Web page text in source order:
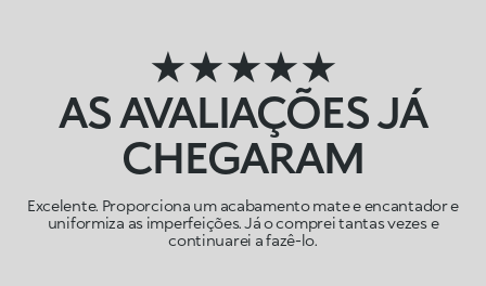
★★★★★
AS AVALIAÇÕES JÁ
CHEGARAM
Excelente. Proporciona um acabamento mate e encantador e
uniformiza as imperfeições. Já o comprei tantas vezes e
continuarei a fazê-lo.